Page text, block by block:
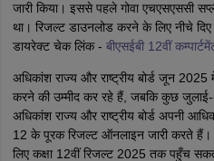
जारी किया। इससे पहले गोवा एचएसएससी
था। रिजल्ट डाउनलोड करने के लिए नीचे
डायरेक्ट चेक लिंक - बीएसईबी 12वीं
अधिकांश राज्य और राष्ट्रीय बोर्ड जून
करने की उम्मीद कर रहे हैं, जबकि कुछ
अधिकांश राज्य और राष्ट्रीय बोर्ड अपनी
12 के पूरक रिजल्ट ऑनलाइन जारी करते
लिए कक्षा 12वीं रिजल्ट 2025 तक पहुँच